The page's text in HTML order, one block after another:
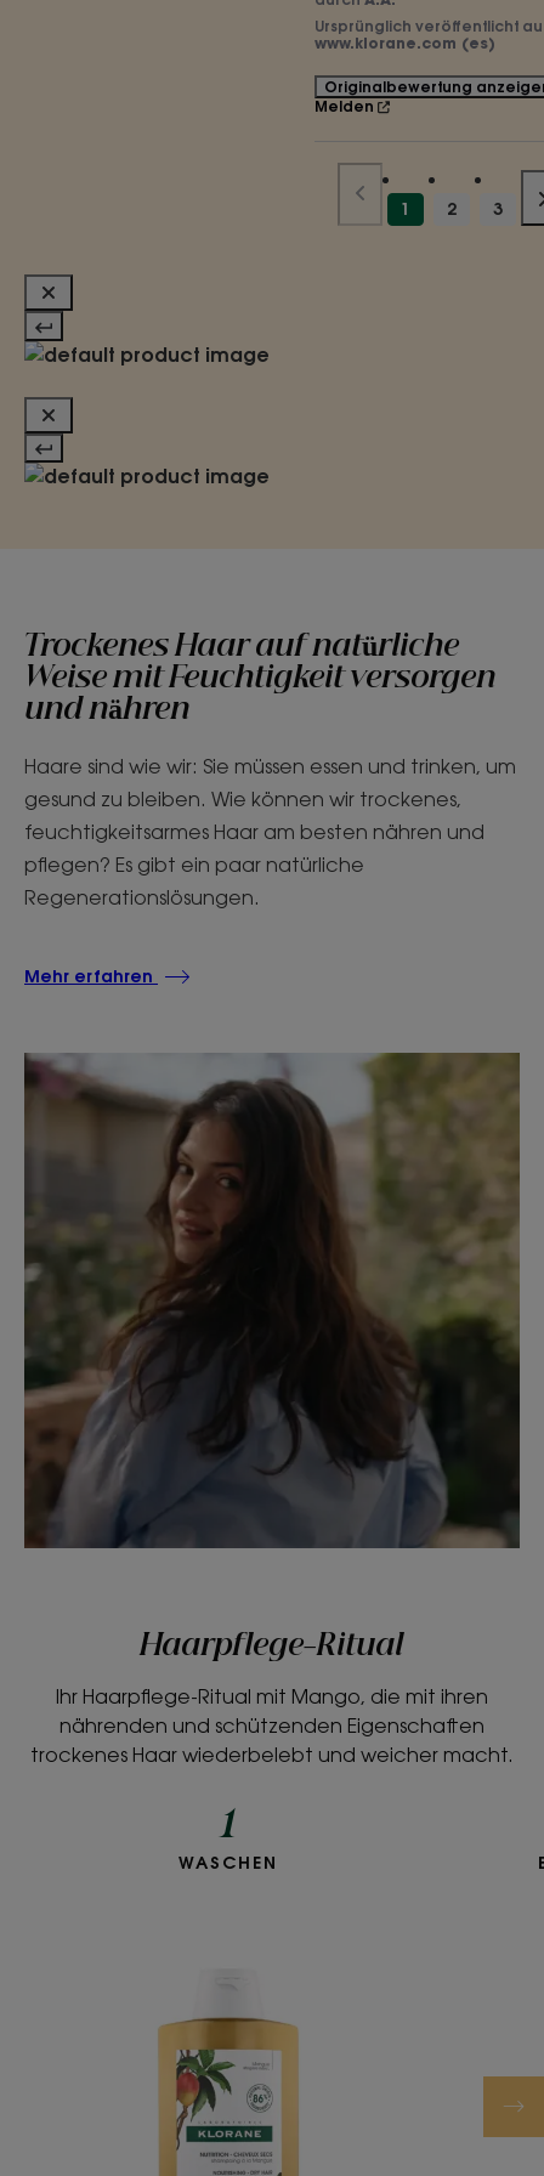
Ursprünglich veröffentlicht
www.klorane.com (es)
Originalbewertung
Melden
1 2 3
Trockenes Haar auf natürliche
Weise mit Feuchtigkeit versorgen
und nähren
Haare sind wie wir: Sie müssen essen und trinken, um
gesund zu bleiben. Wie können wir trockenes,
feuchtigkeitsarmes Haar am besten nähren und
pflegen? Es gibt ein paar natürliche
Regenerationslösungen.
Mehr erfahren
Haarpflege-Ritual
Ihr Haarpflege-Ritual mit Mango, die mit ihren
nährenden und schützenden Eigenschaften
trockenes Haar wiederbelebt und weicher macht.
1
Nährendes
WASCHEN